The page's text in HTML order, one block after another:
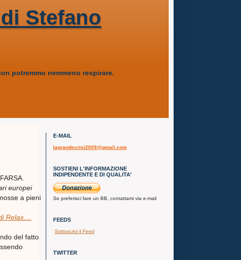
Stefano
potremmo nemmeno respirare.
europei
a pieni
Relax....
del fatto
E-MAIL
lagrandecrisi2009@gmail.com
SOSTIENI L'INFORMAZIONE
INDIPENDENTE E DI QUALITA'
Se preferisci fare un BB, contattami via e-mail
FEEDS
Sottoscrivi il Feed
TWITTER